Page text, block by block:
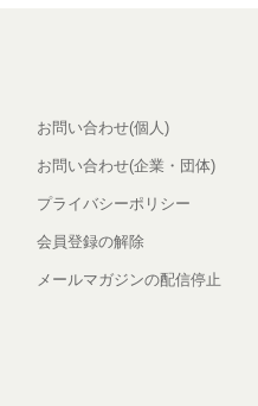
お問い合わせ(個人)
お問い合わせ(企業・団体)
プライバシーポリシー
会員登録の解除
メールマガジンの配信停止